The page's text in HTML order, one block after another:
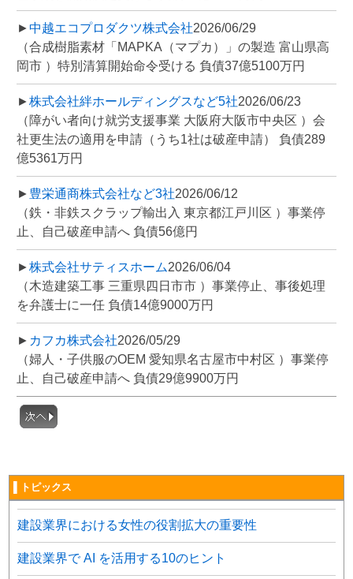
►中越エコプロダクツ株式会社2026/06/29
（合成樹脂素材「MAPKA（マプカ）」の製造 富山県高
岡市 ）特別清算開始命令受ける 負債37億5100万円
►株式会社絆ホールディングスなど5社2026/06/23
（障がい者向け就労支援事業 大阪府大阪市中央区 ）会
社更生法の適用を申請（うち1社は破産申請） 負債289
億5361万円
► 豊栄通商株式会社など3社2026/06/12
（鉄・非鉄スクラップ輸出入 東京都江戸川区 ）事業停
止、自己破産申請へ 負債56億円
►株式会社サティスホーム2026/06/04
（木造建築工事 三重県四日市市 ）事業停止、事後処理
を弁護士に一任 負債14億9000万円
► カフカ株式会社2026/05/29
（婦人・子供服のOEM 愛知県名古屋市中村区 ）事業停
止、自己破産申請へ 負債29億9900万円
▌トピックス
建設業界における女性の役割拡大の重要性
建設業界で AI を活用する10のヒント